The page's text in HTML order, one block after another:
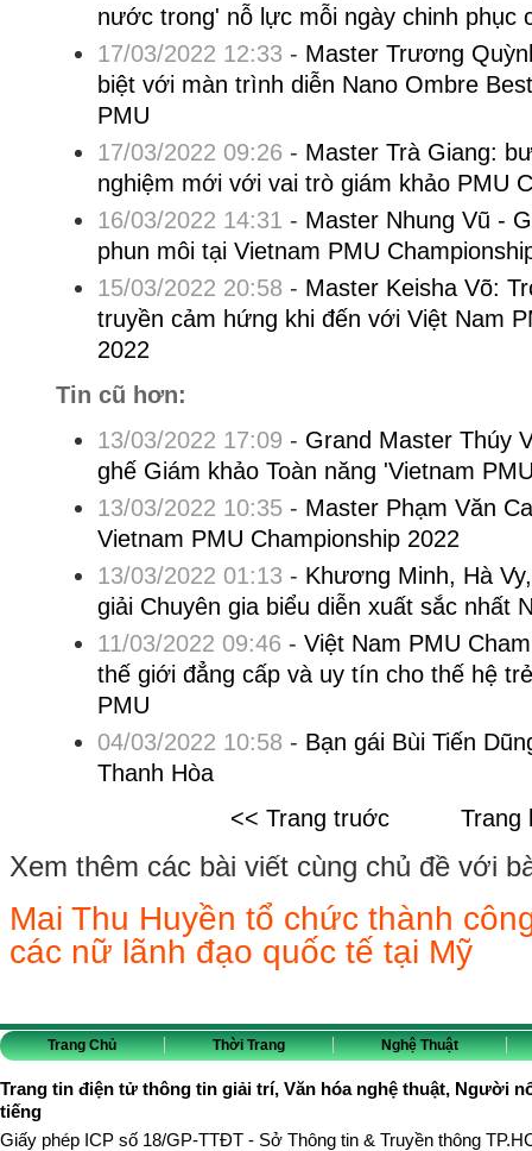
nước trong' nỗ lực mỗi ngày chinh phục
17/03/2022 12:33 - Master Trương
biệt với màn trình diễn Nano Ombre
PMU
17/03/2022 09:26 - Master Trà Giang:
nghiệm mới với vai trò giám khảo PMU
16/03/2022 14:31 - Master Nhung Vũ -
phun môi tại Vietnam PMU
15/03/2022 20:58 - Master Keisha Võ:
truyền cảm hứng khi đến với Việt Nam
2022
Tin cũ hơn:
13/03/2022 17:09 - Grand Master Thúy
ghế Giám khảo Toàn năng 'Vietnam
13/03/2022 10:35- Master Phạm Văn
Vietnam PMU Championship 2022
13/03/2022 01:13 - Khương Minh, Hà
giải Chuyên gia biểu diễn xuất sắc nhất
11/03/2022 09:46 - Việt Nam PMU
thế giới đẳng cấp và uy tín cho thế hệ
PMU
04/03/2022 10:58 - Bạn gái Bùi Tiến
Thanh Hòa
<< Trang truớc
Trang
Xem thêm các bài viết cùng chủ đề với
Mai Thu Huyền tổ chức thành
các nữ lãnh đạo quốc tế tại Mỹ
Trang Chủ Thời Trang Nghệ Thuật
Trang tin điện tử thông tin giải trí, Văn hóa nghệ thuật, Người
tiếng
Giấy phép ICP số 18/GP-TTĐT - Sở Thông tin & Truyền thông